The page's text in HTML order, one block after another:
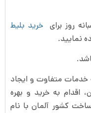
روز برای خرید بلیط
نمایید.
خدمات متفاوت و ایجاد
اقدام به خرید و بهره
ساخت کشور آلمان با نام